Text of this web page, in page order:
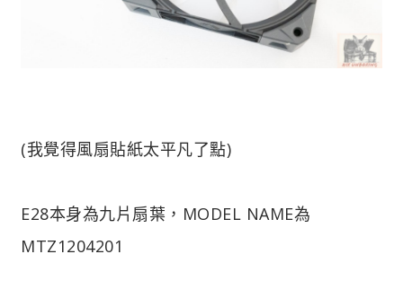
(我覺得風扇貼紙太平凡了點)
E28本身為九片扇葉，MODEL NAME為
MTZ1204201